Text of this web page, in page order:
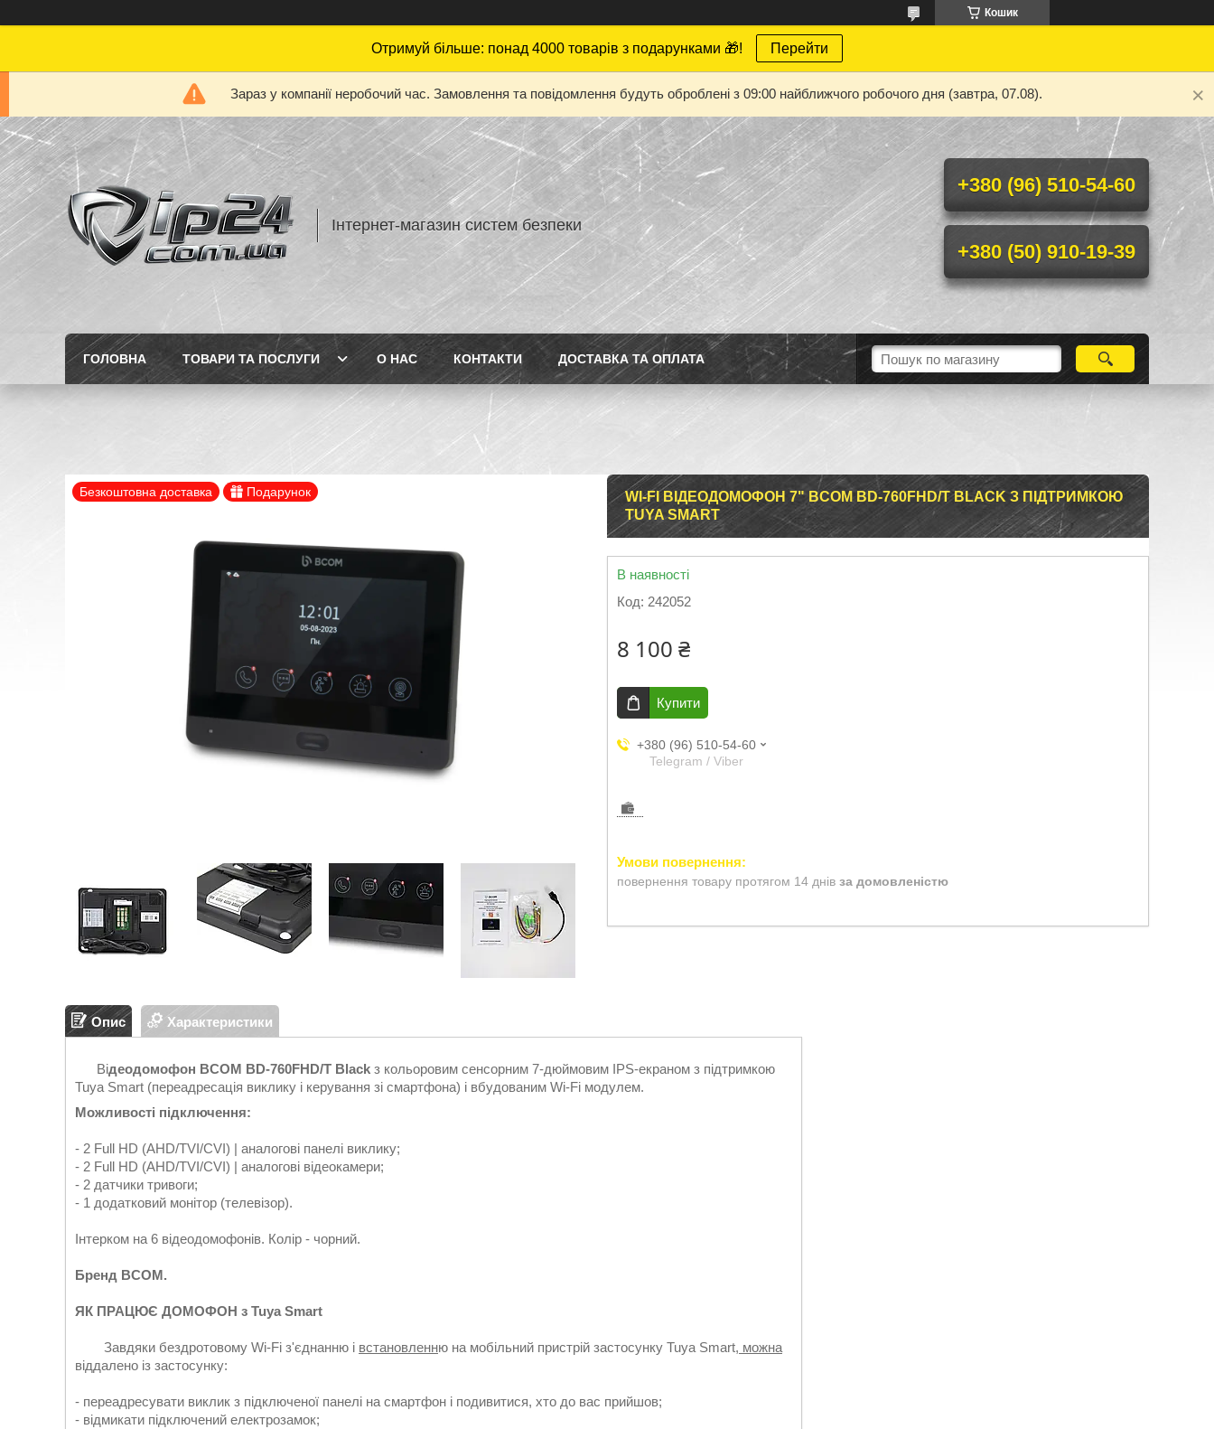
Кошик
Отримуй більше: понад 4000 товарів з подарунками 🎁! Перейти
Зараз у компанії неробочий час. Замовлення та повідомлення будуть оброблені з 09:00 найближчого робочого дня (завтра, 07.08).
Інтернет-магазин систем безпеки
+380 (96) 510-54-60
+380 (50) 910-19-39
ГОЛОВНА ТОВАРИ ТА ПОСЛУГИ О НАС КОНТАКТИ ДОСТАВКА ТА ОПЛАТА
Безкоштовна доставка Подарунок
WI-FI ВІДЕОДОМОФОН 7" BCOM BD-760FHD/T BLACK З ПІДТРИМКОЮ
TUYA SMART
В наявності
Код: 242052
8 100 ₴
Купити
+380 (96) 510-54-60
Telegram / Viber
повернення товару протягом 14 днів за домовленістю
Опис Характеристики
Відеодомофон BCOM BD-760FHD/T Black з кольоровим сенсорним 7-дюймовим IPS-екраном з підтримкою
Tuya Smart (переадресація виклику і керування зі смартфона) і вбудованим Wi-Fi модулем.
Можливості підключення:
- 2 Full HD (AHD/TVI/CVI) | аналогові панелі виклику;
- 2 Full HD (AHD/TVI/CVI) | аналогові відеокамери;
- 2 датчики тривоги;
- 1 додатковий монітор (телевізор).
Інтерком на 6 відеодомофонів. Колір - чорний.
Бренд BCOM.
ЯК ПРАЦЮЄ ДОМОФОН з Tuya Smart
Завдяки бездротовому Wi-Fi з'єднанню і встановленню на мобільний пристрій застосунку Tuya Smart, можна
віддалено із застосунку:
- переадресувати виклик з підключеної панелі на смартфон і подивитися, хто до вас прийшов;
- відмикати підключений електрозамок;